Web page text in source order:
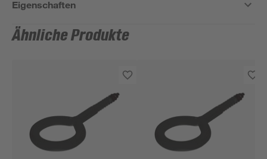
Eigenschaften
Ähnliche Produkte